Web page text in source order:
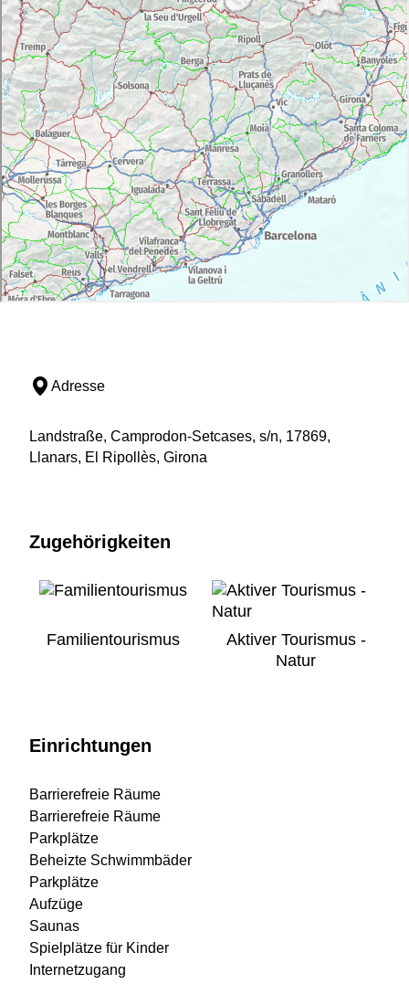
Adresse
Landstraße, Camprodon-Setcases, s/n, 17869,
Llanars, El Ripollès, Girona
Zugehörigkeiten
Familientourismus
Aktiver Tourismus -
Natur
Einrichtungen
Barrierefreie Räume
Barrierefreie Räume
Parkplätze
Beheizte Schwimmbäder
Parkplätze
Aufzüge
Saunas
Spielplätze für Kinder
Internetzugang